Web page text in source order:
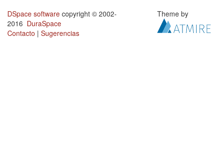
DSpace software copyright © 2002-
2016 DuraSpace
Contacto | Sugerencias
Theme by